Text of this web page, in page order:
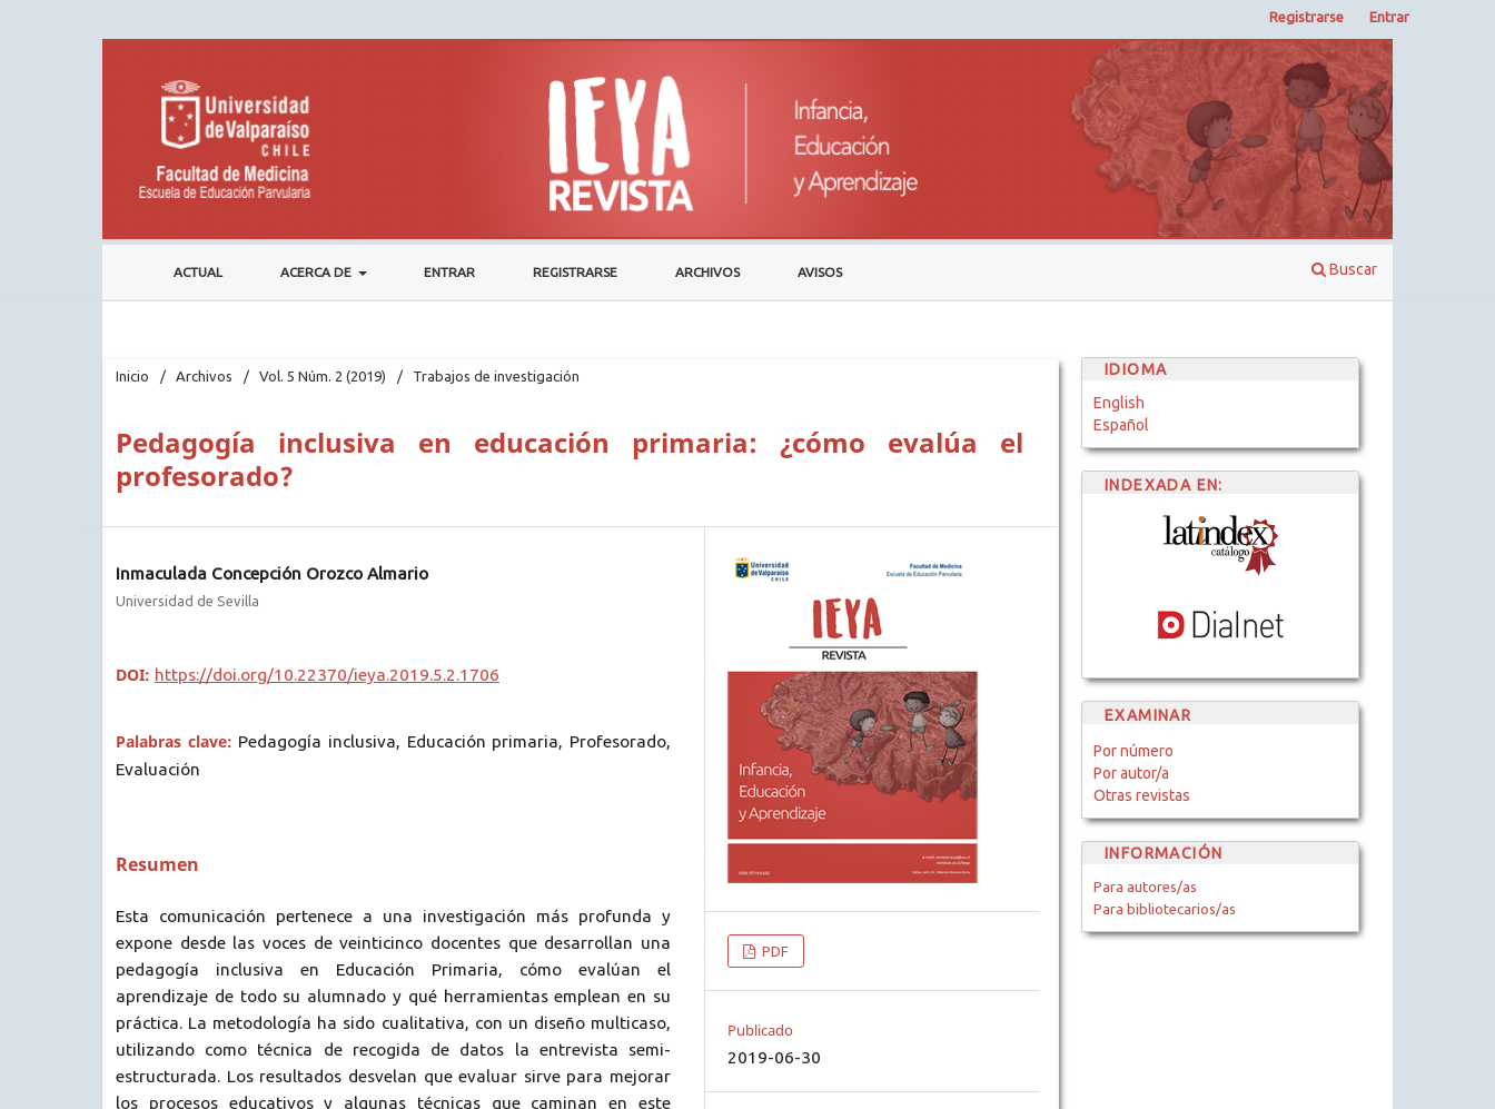
ACTUAL ACERCA DE ENTRAR REGISTRARSE ARCHIVOS AVISOS Buscar
Registrarse Entrar
Inicio / Archivos / Vol. 5 Núm. 2 (2019) / Trabajos de investigación
Pedagogía inclusiva en educación primaria: ¿cómo evalúa el
profesorado?
Inmaculada Concepción Orozco Almario
Universidad de Sevilla
DOI: https://doi.org/10.22370/ieya.2019.5.2.1706
Palabras clave: Pedagogía inclusiva, Educación primaria, Profesorado,
Evaluación
Resumen
Esta comunicación pertenece a una investigación más profunda y
expone desde las voces de veinticinco docentes que desarrollan una
pedagogía inclusiva en Educación Primaria, cómo evalúan el
aprendizaje de todo su alumnado y qué herramientas emplean en su
práctica. La metodología ha sido cualitativa, con un diseño multicaso,
utilizando como técnica de recogida de datos la entrevista semi-
estructurada. Los resultados desvelan que evaluar sirve para mejorar
los procesos educativos y algunas técnicas que caminan en este
PDF
Publicado
2019-06-30
IDIOMA
English
Español
INDEXADA EN:
EXAMINAR
Por número
Por autor/a
Otras revistas
INFORMACIÓN
Para autores/as
Para bibliotecarios/as